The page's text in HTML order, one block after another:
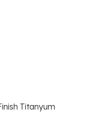
Titanyum